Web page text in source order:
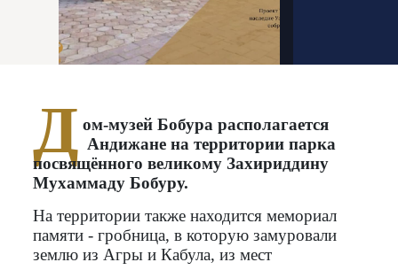
Д ом-музей Бобура располагается
Андижане на территории парка
посвящённого великому Захириддину
Мухаммаду Бобуру.
На территории также находится мемориал
памяти - гробница, в которую замуровали
землю из Агры и Кабула, из мест